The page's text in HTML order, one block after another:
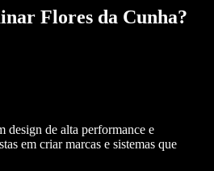
Flores da Cunha?
design de alta performance e
em criar marcas e sistemas que